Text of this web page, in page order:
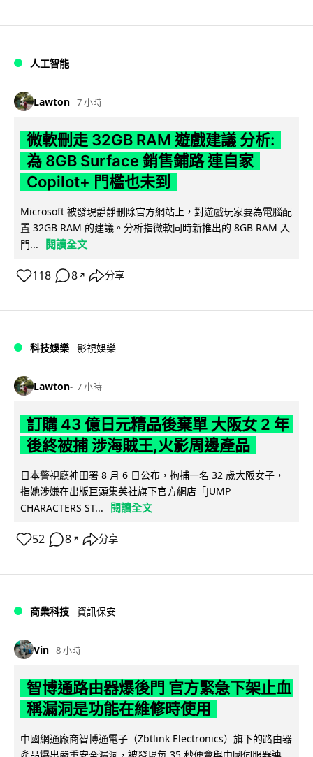
人工智能
Lawton 7 小時
微軟刪走 32GB RAM 遊戲建議 分析:
為 8GB Surface 銷售鋪路 連自家
Copilot+ 門檻也未到
Microsoft 被發現靜靜刪除官方網站上，對遊戲玩家要為電腦配
置 32GB RAM 的建議。分析指微軟同時新推出的 8GB RAM 入
門...
閱讀全文
118 8 ↗ 分享
科技娛樂 影視娛樂
Lawton 7 小時
訂購 43 億日元精品後棄單 大阪女 2 年
後終被捕 涉海賊王,火影周邊產品
日本警視廳神田署 8 月 6 日公布，拘捕一名 32 歲大阪女子，
指她涉嫌在出版巨頭集英社旗下官方網店「JUMP
CHARACTERS ST...
閱讀全文
52 8 ↗ 分享
商業科技 資訊保安
Vin 8 小時
智博通路由器爆後門 官方緊急下架止血
稱漏洞是功能在維修時使用
中國網通廠商智博通電子（Zbtlink Electronics）旗下的路由器